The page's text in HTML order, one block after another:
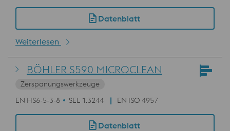
Datenblatt
Weiterlesen
BÖHLER S590 MICROCLEAN
Zerspanungswerkzeuge
EN HS6-5-3-8
SEL 1.3244 EN ISO 4957
Datenblatt